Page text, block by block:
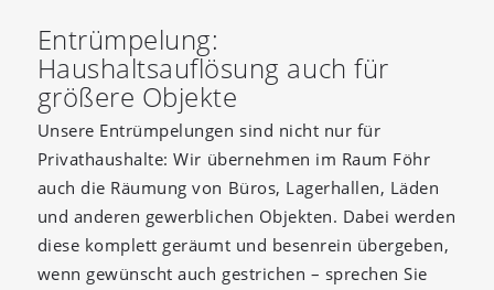
Entrümpelung:
Haushaltsauflösung auch für
größere Objekte
Unsere Entrümpelungen sind nicht nur für
Privathaushalte: Wir übernehmen im Raum Föhr
auch die Räumung von Büros, Lagerhallen, Läden
und anderen gewerblichen Objekten. Dabei werden
diese komplett geräumt und besenrein übergeben,
wenn gewünscht auch gestrichen – sprechen Sie